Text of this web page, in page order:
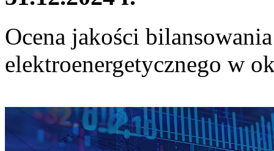
Ocena jakości
elektroenergetycznego w